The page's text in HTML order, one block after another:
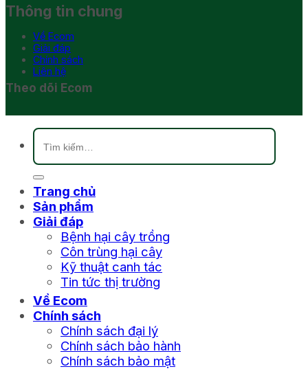
Thông tin chung
Về Ecom
Giải đáp
Chính sách
Liên hệ
Theo dõi Ecom
Tìm
kiếm:
Trang chủ
Sản phẩm
Giải đáp
Bệnh hại cây trồng
Côn trùng hại cây
Kỹ thuật canh tác
Tin tức thị trường
Về Ecom
Chính sách
Chính sách đại lý
Chính sách bảo hành
Chính sách bảo mật